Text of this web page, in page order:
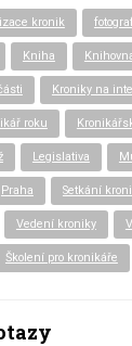
kronik
Kniha
Kroniky na
roku
Legislativa
Praha Setkání
Vedení kroniky
Školení pro kronikáře